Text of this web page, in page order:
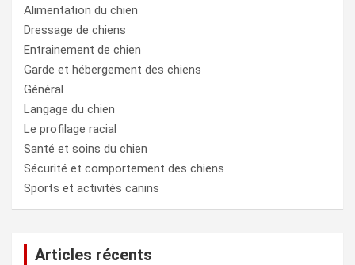
e
r
Alimentation du chien
Dressage de chiens
Entrainement de chien
Garde et hébergement des chiens
Général
Langage du chien
Le profilage racial
Santé et soins du chien
Sécurité et comportement des chiens
Sports et activités canins
Articles récents